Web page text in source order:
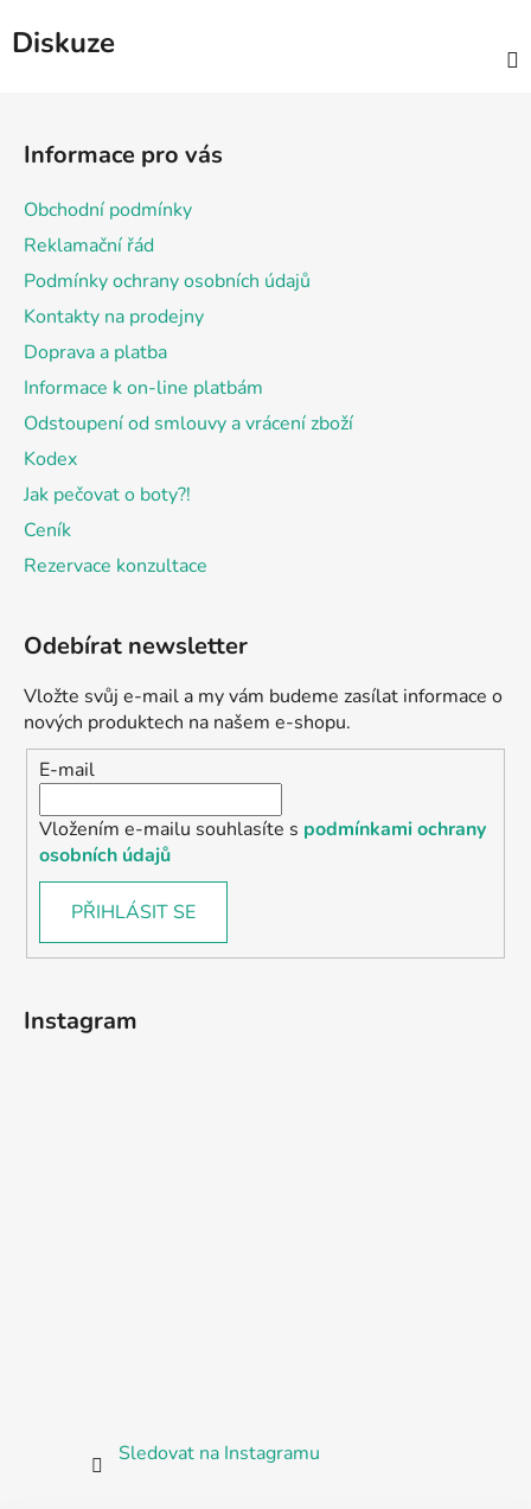
Diskuze
Informace pro vás
Obchodní podmínky
Reklamační řád
Podmínky ochrany osobních údajů
Kontakty na prodejny
Doprava a platba
Informace k on-line platbám
Odstoupení od smlouvy a vrácení zboží
Kodex
Jak pečovat o boty?!
Ceník
Rezervace konzultace
Odebírat newsletter
Vložte svůj e-mail a my vám budeme zasílat informace o
nových produktech na našem e-shopu.
E-mail
Vložením e-mailu souhlasíte s podmínkami ochrany
osobních údajů
PŘIHLÁSIT SE
Instagram
Sledovat na Instagramu